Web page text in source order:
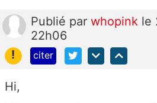
Publié par whopink le
22h06
!
citer
Hi,